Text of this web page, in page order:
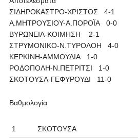
ΣΙΔΗΡΟΚΑΣΤΡΟ-ΧΡΙΣΤΟΣ 4-1
Α.ΜΗΤΡΟΥΣΙΟΥ-Α.ΠΟΡΟΪΑ 0-0
ΒΥΡΩΝΕΙΑ-ΚΟΙΜΗΣΗ 2-1
ΣΤΡΥΜΟΝΙΚΟ-Ν.ΤΥΡΟΛΟΗ 4-0
ΚΕΡΚΙΝΗ-ΑΜΜΟΥΔΙΑ 1-0
ΡΟΔΟΠΟΛΗ-Ν.ΠΕΤΡΙΤΣΙ 1-0
ΣΚΟΤΟΥΣΑ-ΓΕΦΥΡΟΥΔΙ 11-0
Βαθμολογία
1 ΣΚΟΤΟΥΣΑ